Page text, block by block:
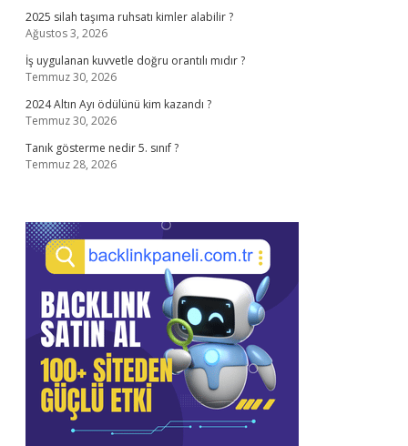
2025 silah taşıma ruhsatı kimler alabilir ?
Ağustos 3, 2026
İş uygulanan kuvvetle doğru orantılı mıdır ?
Temmuz 30, 2026
2024 Altın Ayı ödülünü kim kazandı ?
Temmuz 30, 2026
Tanık gösterme nedir 5. sınıf ?
Temmuz 28, 2026